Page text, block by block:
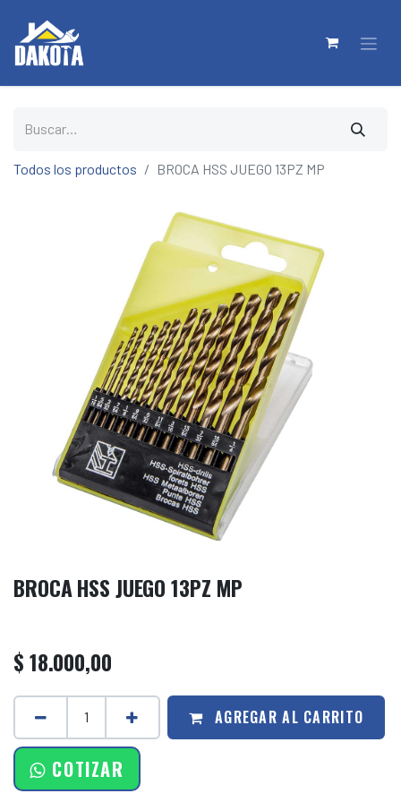
Todos los productos BROCA HSS JUEGO 13PZ MP
BROCA HSS JUEGO 13PZ MP
$ 18.000,00
AGREGAR AL CARRITO
COTIZAR